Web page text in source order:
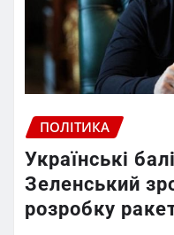
ПОЛІТИКА
Українські
Зеленський
розробку